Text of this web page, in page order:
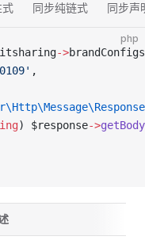
式 同步纯链式 同步声
php
->brandConfigs
,
) $response->getBody